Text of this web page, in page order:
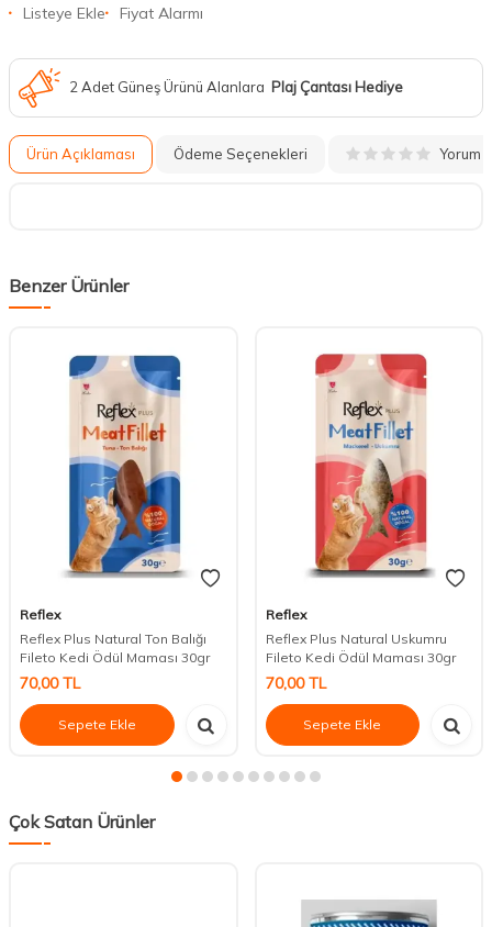
Listeye Ekle Fiyat Alarmı
2 Adet Güneş Ürünü Alanlara Plaj Çantası Hediye
Ürün Açıklaması Ödeme Seçenekleri Yorum
Benzer Ürünler
Reflex
Reflex Plus Natural Ton Balığı
Fileto Kedi Ödül Maması 30gr
70,00TL
Sepete Ekle
Reflex
Reflex Plus Natural Uskumru
Fileto Kedi Ödül Maması 30gr
70,00TL
Sepete Ekle
Çok Satan Ürünler